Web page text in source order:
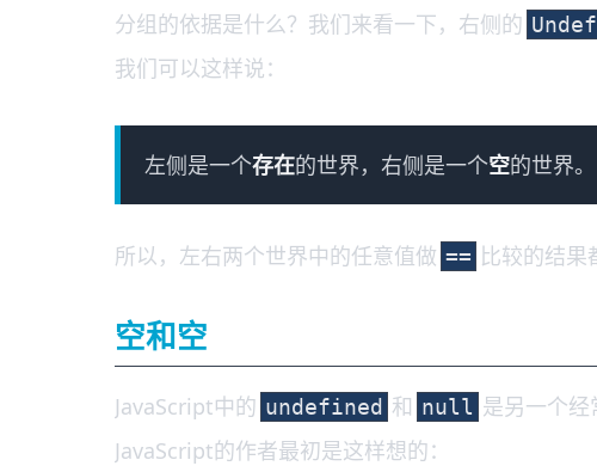
分组的依据是什么？我们来看一下，右侧的
我们可以这样说：
左侧是一个存在的世界，右侧是一个空的世界。
所以，左右两个世界中的任意值做 == 比较的结果
空和空
JavaScript中的 undefined 和 null 是另一个经
JavaScript的作者最初是这样想的：